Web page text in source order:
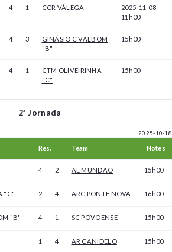
4 1 CCR VÁLEGA
2025-11-08
11h00
4 3
GINÁSIO C VALBOM
"B"
15h00
4 1
CTM OLIVEIRINHA
"C"
15h00
2ª Jornada
2025-10-18
Res. Team Notes
4 2 AE MUNDÃO 15h00
"C" 2 4 ARC PONTE NOVA 16h00
"B" 4 1 SC POVOENSE 15h00
1 4 AR CANIDELO 15h00